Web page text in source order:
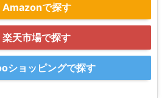
Amazonで探す
楽天市場で探す
ショッピングで探す